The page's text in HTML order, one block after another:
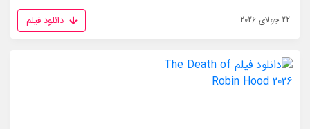
22 جولای 2026 دانلود فیلم